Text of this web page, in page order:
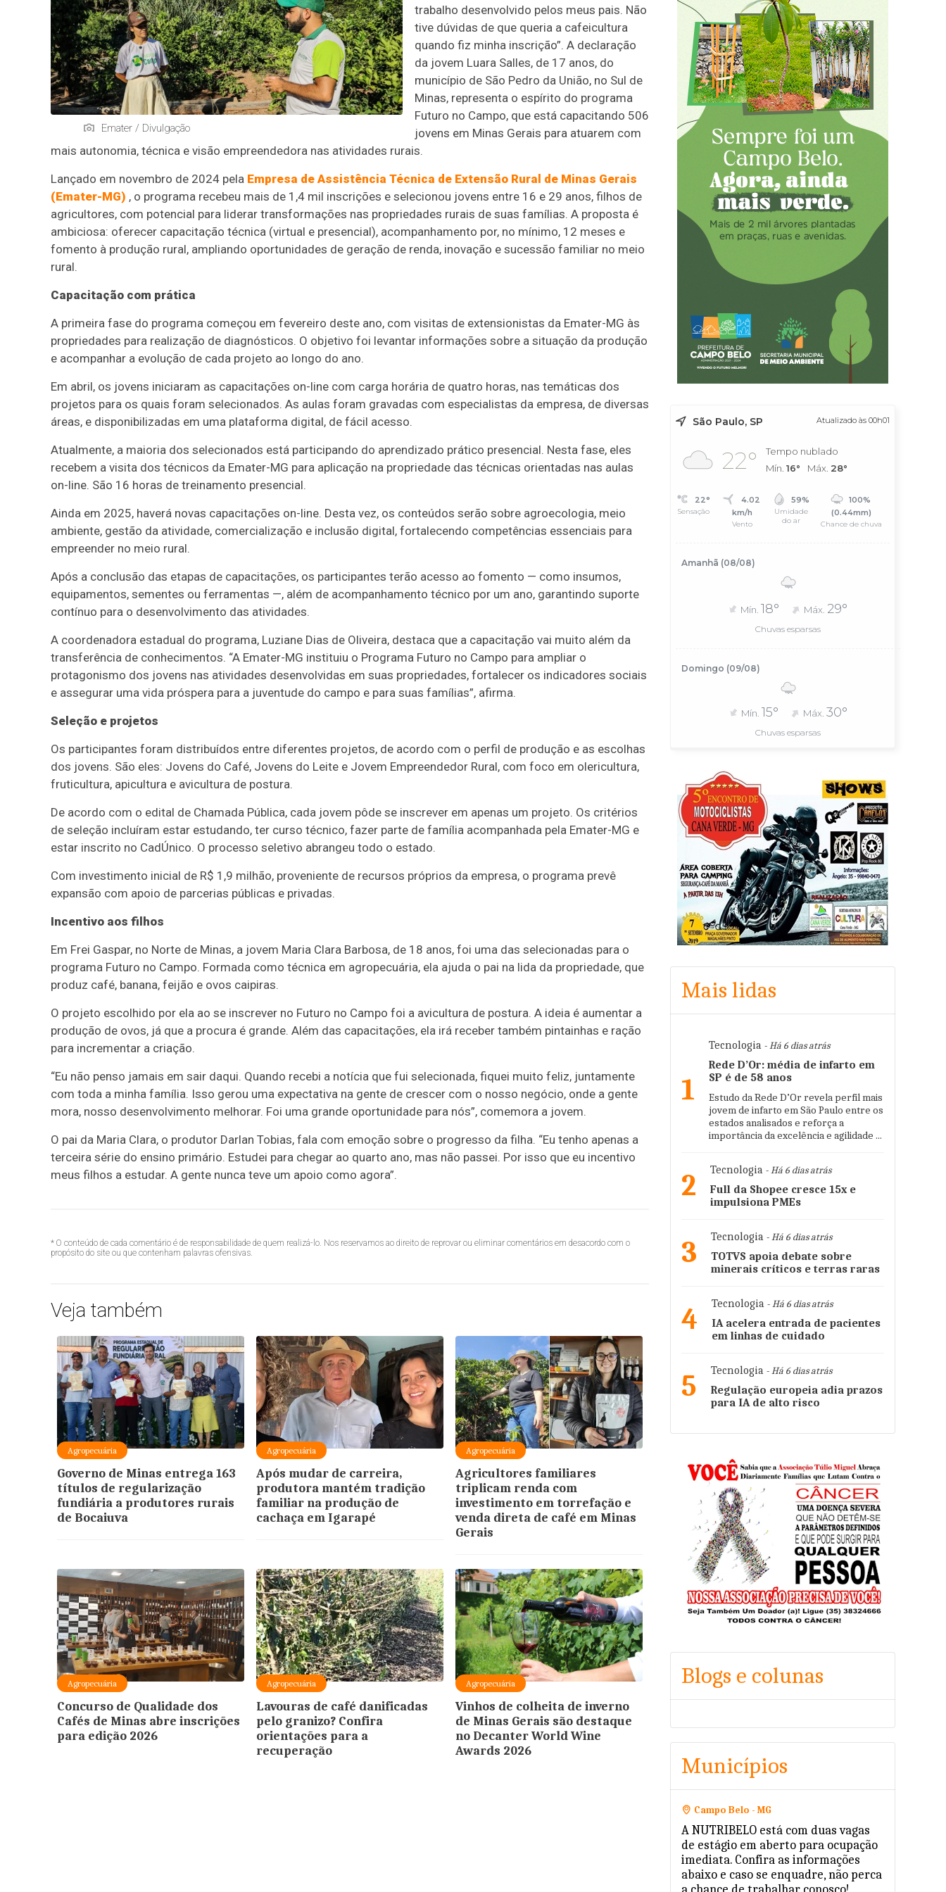
Emater / Divulgação
trabalho desenvolvido pelos meus pais. Não
tive dúvidas de que queria a cafeicultura
quando fiz minha inscrição”. A declaração
da jovem Luara Salles, de 17 anos, do
município de São Pedro da União, no Sul de
Minas, representa o espírito do programa
Futuro no Campo, que está capacitando 506
jovens em Minas Gerais para atuarem com
mais autonomia, técnica e visão empreendedora nas atividades rurais.
Lançado em novembro de 2024 pela Empresa de Assistência Técnica de Extensão Rural de Minas Gerais
(Emater-MG) , o programa recebeu mais de 1,4 mil inscrições e selecionou jovens entre 16 e 29 anos, filhos de
agricultores, com potencial para liderar transformações nas propriedades rurais de suas famílias. A proposta é
ambiciosa: oferecer capacitação técnica (virtual e presencial), acompanhamento por, no mínimo, 12 meses e
fomento à produção rural, ampliando oportunidades de geração de renda, inovação e sucessão familiar no meio
rural.
Capacitação com prática
A primeira fase do programa começou em fevereiro deste ano, com visitas de extensionistas da Emater-MG às
propriedades para realização de diagnósticos. O objetivo foi levantar informações sobre a situação da produção
e acompanhar a evolução de cada projeto ao longo do ano.
Em abril, os jovens iniciaram as capacitações on-line com carga horária de quatro horas, nas temáticas dos
projetos para os quais foram selecionados. As aulas foram gravadas com especialistas da empresa, de diversas
áreas, e disponibilizadas em uma plataforma digital, de fácil acesso.
Atualmente, a maioria dos selecionados está participando do aprendizado prático presencial. Nesta fase, eles
recebem a visita dos técnicos da Emater-MG para aplicação na propriedade das técnicas orientadas nas aulas
on-line. São 16 horas de treinamento presencial.
Ainda em 2025, haverá novas capacitações on-line. Desta vez, os conteúdos serão sobre agroecologia, meio
ambiente, gestão da atividade, comercialização e inclusão digital, fortalecendo competências essenciais para
empreender no meio rural.
Após a conclusão das etapas de capacitações, os participantes terão acesso ao fomento — como insumos,
equipamentos, sementes ou ferramentas —, além de acompanhamento técnico por um ano, garantindo suporte
contínuo para o desenvolvimento das atividades.
A coordenadora estadual do programa, Luziane Dias de Oliveira, destaca que a capacitação vai muito além da
transferência de conhecimentos. “A Emater-MG instituiu o Programa Futuro no Campo para ampliar o
protagonismo dos jovens nas atividades desenvolvidas em suas propriedades, fortalecer os indicadores sociais
e assegurar uma vida próspera para a juventude do campo e para suas famílias”, afirma.
Seleção e projetos
Os participantes foram distribuídos entre diferentes projetos, de acordo com o perfil de produção e as escolhas
dos jovens. São eles: Jovens do Café, Jovens do Leite e Jovem Empreendedor Rural, com foco em olericultura,
fruticultura, apicultura e avicultura de postura.
De acordo com o edital de Chamada Pública, cada jovem pôde se inscrever em apenas um projeto. Os critérios
de seleção incluíram estar estudando, ter curso técnico, fazer parte de família acompanhada pela Emater-MG e
estar inscrito no CadÚnico. O processo seletivo abrangeu todo o estado.
Com investimento inicial de R$ 1,9 milhão, proveniente de recursos próprios da empresa, o programa prevê
expansão com apoio de parcerias públicas e privadas.
Incentivo aos filhos
Em Frei Gaspar, no Norte de Minas, a jovem Maria Clara Barbosa, de 18 anos, foi uma das selecionadas para o
programa Futuro no Campo. Formada como técnica em agropecuária, ela ajuda o pai na lida da propriedade, que
produz café, banana, feijão e ovos caipiras.
O projeto escolhido por ela ao se inscrever no Futuro no Campo foi a avicultura de postura. A ideia é aumentar a
produção de ovos, já que a procura é grande. Além das capacitações, ela irá receber também pintainhas e ração
para incrementar a criação.
“Eu não penso jamais em sair daqui. Quando recebi a notícia que fui selecionada, fiquei muito feliz, juntamente
com toda a minha família. Isso gerou uma expectativa na gente de crescer com o nosso negócio, onde a gente
mora, nosso desenvolvimento melhorar. Foi uma grande oportunidade para nós”, comemora a jovem.
O pai da Maria Clara, o produtor Darlan Tobias, fala com emoção sobre o progresso da filha. “Eu tenho apenas a
terceira série do ensino primário. Estudei para chegar ao quarto ano, mas não passei. Por isso que eu incentivo
meus filhos a estudar. A gente nunca teve um apoio como agora”.
* O conteúdo de cada comentário é de responsabilidade de quem realizá-lo. Nos reservamos ao direito de reprovar ou eliminar comentários em desacordo com o
propósito do site ou que contenham palavras ofensivas.
Veja também
Agropecuária
Governo de Minas entrega 163
títulos de regularização
fundiária a produtores rurais
de Bocaiuva
Agropecuária
Após mudar de carreira,
produtora mantém tradição
familiar na produção de
cachaça em Igarapé
Agropecuária
Agricultores familiares
triplicam renda com
investimento em torrefação e
venda direta de café em Minas
Gerais
Agropecuária
Concurso de Qualidade dos
Cafés de Minas abre inscrições
para edição 2026
Agropecuária
Lavouras de café danificadas
pelo granizo? Confira
orientações para a
recuperação
Agropecuária
Vinhos de colheita de inverno
de Minas Gerais são destaque
no Decanter World Wine
Awards 2026
São Paulo, SP Atualizado às 00h01
22°
Tempo nublado
Mín. 16° Máx. 28°
22°
Sensação
4.02
km/h
Vento
59%
Umidade
do ar
100%
(0.44mm)
Chance de chuva
Amanhã (08/08)
Mín. 18° Máx. 29°
Chuvas esparsas
Domingo (09/08)
Mín. 15° Máx. 30°
Chuvas esparsas
Mais lidas
1
Tecnologia - Há 6 dias atrás
Rede D’Or: média de infarto em
SP é de 58 anos
Estudo da Rede D’Or revela perfil mais
jovem de infarto em São Paulo entre os
estados analisados e reforça a
importância da excelência e agilidade ...
2 Tecnologia - Há 6 dias atrás
Full da Shopee cresce 15x e
impulsiona PMEs
3 Tecnologia - Há 6 dias atrás
TOTVS apoia debate sobre
minerais críticos e terras raras
4 Tecnologia - Há 6 dias atrás
IA acelera entrada de pacientes
em linhas de cuidado
5 Tecnologia - Há 6 dias atrás
Regulação europeia adia prazos
para IA de alto risco
Blogs e colunas
Municípios
Campo Belo - MG
A NUTRIBELO está com duas vagas
de estágio em aberto para ocupação
imediata. Confira as informações
abaixo e caso se enquadre, não perca